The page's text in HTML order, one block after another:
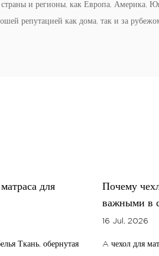
страны и регионы, как Европа, Америка,
репутацией как дома, так и за
все более
ткани, которым
Как
для
09 Jul,
Под